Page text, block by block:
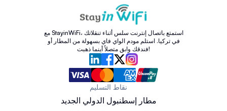
مع StayinWiFi، استمتع باتصال إنترنت سلس أثناء تنقلاتك
في تركيا. استلم مودم الواي فاي بسهولة من المطار أو
فندقك وابق متصلاً أينما ذهبت!
نقاط التسليم
مطار إسطنبول الدولي الجديد